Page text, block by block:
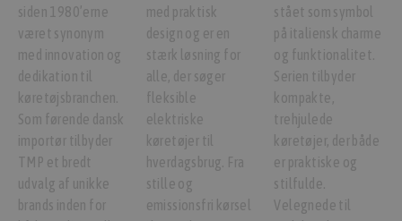
siden 1980’erne
været synonym
med innovation og
dedikation til
køretøjsbranchen.
Som førende dansk
importør tilbyder
TMP et bredt
udvalg af unikke
brands inden for
med praktisk
design og er en
stærk løsning for
alle, der søger
fleksible
elektriske
køretøjer til
hverdagsbrug. Fra
stille og
emissionsfri kørsel
stået som symbol
på italiensk charme
og funktionalitet.
Serien tilbyder
kompakte,
trehjulede
køretøjer, der både
er praktiske og
stilfulde.
Velegnede til